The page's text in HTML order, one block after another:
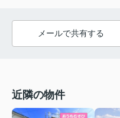
メールで共有する
近隣の物件